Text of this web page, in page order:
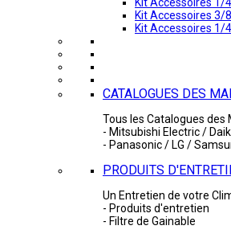
Kit Accessoires 3/
Kit Accessoires 1/
CATALOGUES DES
Tous les Catalogues des
- Mitsubishi Electric /
- Panasonic / LG /
PRODUITS
Un Entretien de votre
- Produits d'entretien
- Filtre de Gainable